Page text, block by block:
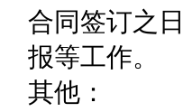
合同签订之
报等工作。
其他：